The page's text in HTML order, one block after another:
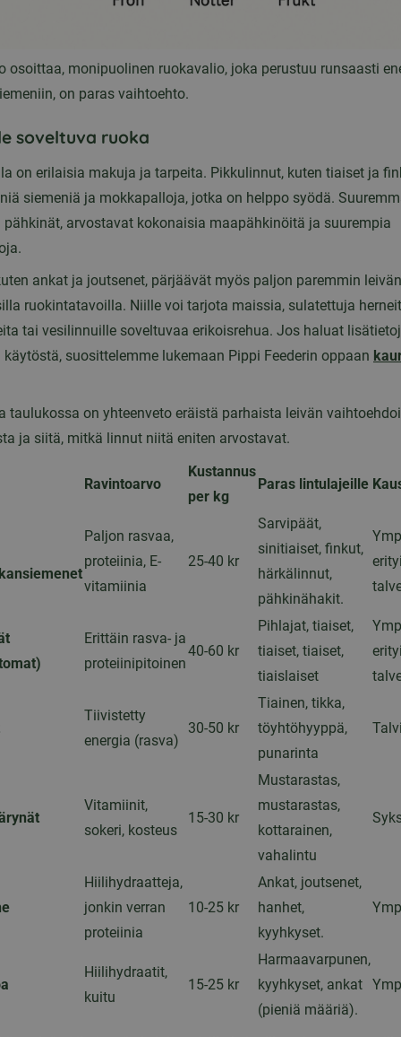
osoittaa, monipuolinen ruokavalio, joka perustuu runsaasti
on paras vaihtoehto.
soveltuva ruoka
on erilaisia makuja ja tarpeita. Pikkulinnut, kuten tiaiset ja
siemeniä ja mokkapalloja, jotka on helppo syödä.
arvostavat kokonaisia maapähkinöitä ja suurempia
ankat ja joutsenet, pärjäävät myös paljon paremmin leivän
ruokintatavoilla. Niille voi tarjota maissia, sulatettuja
tai vesilinnuille soveltuvaa erikoisrehua. Jos haluat
suosittelemme lukemaan Pippi Feederin oppaan
taulukossa on yhteenveto eräistä parhaista leivän
ja siitä, mitkä linnut niitä eniten arvostavat.
Ravintoarvo
Kustannus
per kg
Paras lintulajeille
Paljon rasvaa,
proteiinia, E-
vitamiinia
25-40 kr
Sarvipäät,
sinitiaiset, finkut,
härkälinnut,
pähkinähakit.
Erittäin rasva- ja
proteiinipitoinen
40-60 kr
Pihlajat, tiaiset,
tiaiset, tiaiset,
tiaislaiset
Tiivistetty
energia (rasva)
30-50 kr
Tiainen, tikka,
töyhtöhyyppä,
punarinta
Vitamiinit,
sokeri, kosteus
15-30 kr
Mustarastas,
mustarastas,
kottarainen,
vahalintu
Hiilihydraatteja,
jonkin verran
proteiinia
10-25 kr
Ankat, joutsenet,
hanhet,
kyyhkyset.
Hiilihydraatit,
kuitu
15-25 kr
Harmaavarpunen,
kyyhkyset, ankat
(pieniä määriä).